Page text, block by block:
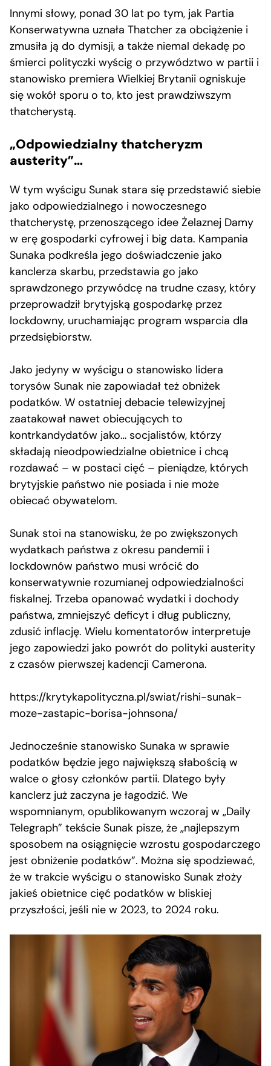
Innymi słowy, ponad 30 lat po tym, jak Partia
Konserwatywna uznała Thatcher za obciążenie i
zmusiła ją do dymisji, a także niemal dekadę po
śmierci polityczki wyścig o przywództwo w partii i
stanowisko premiera Wielkiej Brytanii ogniskuje
się wokół sporu o to, kto jest prawdziwszym
thatcherystą.
„Odpowiedzialny thatcheryzm
austerity”…
W tym wyścigu Sunak stara się przedstawić siebie
jako odpowiedzialnego i nowoczesnego
thatcherystę, przenoszącego idee Żelaznej Damy
w erę gospodarki cyfrowej i big data. Kampania
Sunaka podkreśla jego doświadczenie jako
kanclerza skarbu, przedstawia go jako
sprawdzonego przywódcę na trudne czasy, który
przeprowadził brytyjską gospodarkę przez
lockdowny, uruchamiając program wsparcia dla
przedsiębiorstw.
Jako jedyny w wyścigu o stanowisko lidera
torysów Sunak nie zapowiadał też obniżek
podatków. W ostatniej debacie telewizyjnej
zaatakował nawet obiecujących to
kontrkandydatów jako… socjalistów, którzy
składają nieodpowiedzialne obietnice i chcą
rozdawać – w postaci cięć – pieniądze, których
brytyjskie państwo nie posiada i nie może
obiecać obywatelom.
Sunak stoi na stanowisku, że po zwiększonych
wydatkach państwa z okresu pandemii i
lockdownów państwo musi wrócić do
konserwatywnie rozumianej odpowiedzialności
fiskalnej. Trzeba opanować wydatki i dochody
państwa, zmniejszyć deficyt i dług publiczny,
zdusić inflację. Wielu komentatorów interpretuje
jego zapowiedzi jako powrót do polityki austerity
z czasów pierwszej kadencji Camerona.
https://krytykapolityczna.pl/swiat/rishi-sunak-
moze-zastapic-borisa-johnsona/
Jednocześnie stanowisko Sunaka w sprawie
podatków będzie jego największą słabością w
walce o głosy członków partii. Dlatego były
kanclerz już zaczyna je łagodzić. We
wspomnianym, opublikowanym wczoraj w „Daily
Telegraph” tekście Sunak pisze, że „najlepszym
sposobem na osiągnięcie wzrostu gospodarczego
jest obniżenie podatków”. Można się spodziewać,
że w trakcie wyścigu o stanowisko Sunak złoży
jakieś obietnice cięć podatków w bliskiej
przyszłości, jeśli nie w 2023, to 2024 roku.